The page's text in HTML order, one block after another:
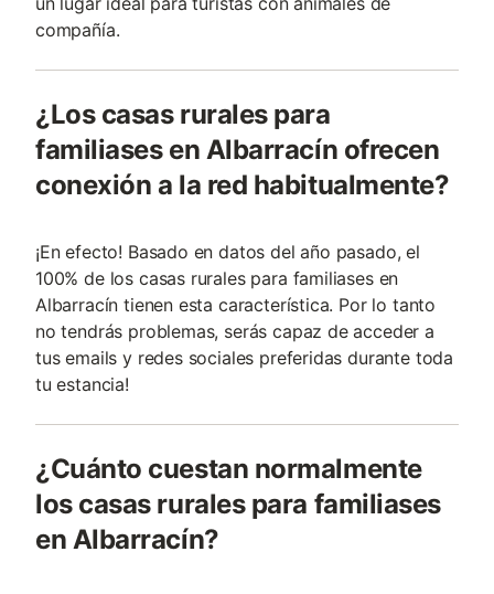
compañía.
¿Los casas rurales para
familiases en Albarracín ofrecen
conexión a la red habitualmente?
¡En efecto! Basado en datos del año pasado, el
100% de los casas rurales para familiases en
Albarracín tienen esta característica. Por lo tanto
no tendrás problemas, serás capaz de acceder a
tus emails y redes sociales preferidas durante toda
tu estancia!
¿Cuánto cuestan normalmente
los casas rurales para familiases
en Albarracín?